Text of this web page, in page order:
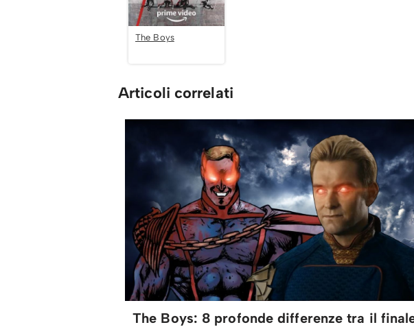
The Boys
Articoli correlati
The Boys: 8 profonde differenze tra il